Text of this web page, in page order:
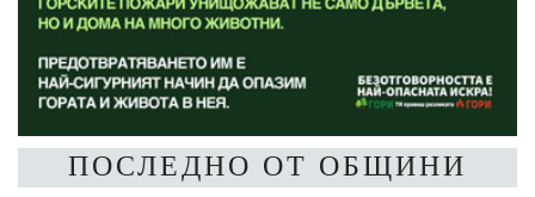
ПОСЛЕДНО ОТ ОБЩИНИ